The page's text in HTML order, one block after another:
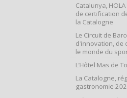
Catalunya,
de certification
la Catalogne
Le Circuit de
d'innovation, de
le monde du
L’Hôtel Mas de
La Catalogne,
gastronomie